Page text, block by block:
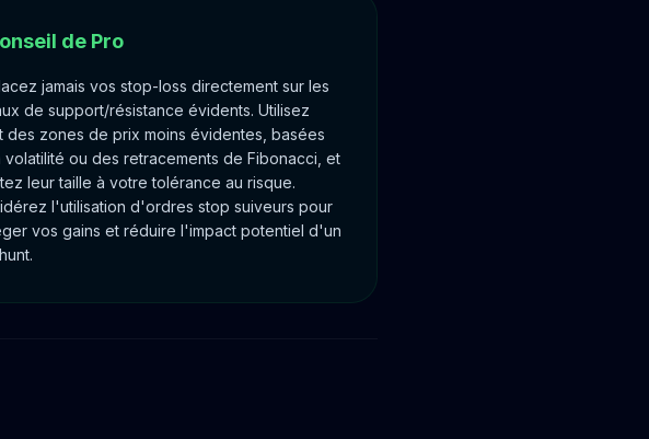
de Pro
jamais vos stop-loss directement sur les
de support/résistance évidents. Utilisez
des zones de prix moins évidentes, basées
volatilité ou des retracements de Fibonacci, et
leur taille à votre tolérance au risque.
l'utilisation d'ordres stop suiveurs pour
vos gains et réduire l'impact potentiel d'un